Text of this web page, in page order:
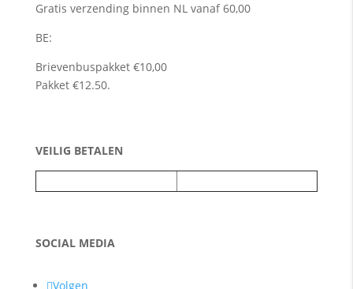
Gratis verzending binnen NL vanaf 60,00
BE:
Brievenbuspakket €10,00
Pakket €12.50.
VEILIG BETALEN
SOCIAL MEDIA
Volgen